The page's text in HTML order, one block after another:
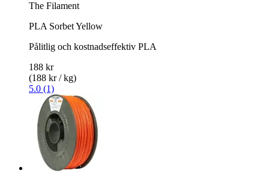
The Filament
PLA Sorbet Yellow
Pålitlig och kostnadseffektiv PLA
188 kr
(188 kr / kg)
5.0 (1)